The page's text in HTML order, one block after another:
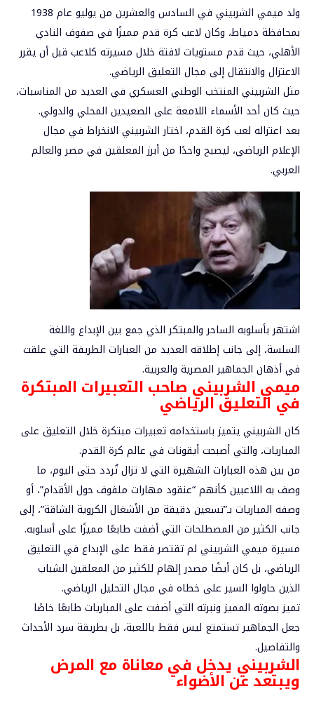
ولد ميمي الشربيني في السادس والعشرين من يوليو عام 1938
بمحافظة دمياط، وكان لاعب كرة قدم مميزًا في صفوف النادي
الأهلي، حيث قدم مستويات لافتة خلال مسيرته كلاعب قبل أن يقرر
الاعتزال والانتقال إلى مجال التعليق الرياضي.
مثل الشربيني المنتخب الوطني العسكري في العديد من المناسبات،
حيث كان أحد الأسماء اللامعة على الصعيدين المحلي والدولي.
بعد اعتزاله لعب كرة القدم، اختار الشربيني الانخراط في مجال
الإعلام الرياضي، ليصبح واحدًا من أبرز المعلقين في مصر والعالم
العربي.
اشتهر بأسلوبه الساحر والمبتكر الذي جمع بين الإبداع واللغة
السلسة، إلى جانب إطلاقه العديد من العبارات الطريفة التي علقت
في أذهان الجماهير المصرية والعربية.
ميمي الشربيني صاحب التعبيرات المبتكرة
في التعليق الرياضي
كان الشربيني يتميز باستخدامه تعبيرات مبتكرة خلال التعليق على
المباريات، والتي أصبحت أيقونات في عالم كرة القدم.
من بين هذه العبارات الشهيرة التي لا تزال تُردد حتى اليوم، ما
وصف به اللاعبين كأنهم “عنقود مهارات ملفوف حول الأقدام”، أو
وصفه المباريات بـ”تسعين دقيقة من الأشغال الكروية الشاقة”، إلى
جانب الكثير من المصطلحات التي أضفت طابعًا مميزًا على أسلوبه.
مسيرة ميمي الشربيني لم تقتصر فقط على الإبداع في التعليق
الرياضي، بل كان أيضًا مصدر إلهام للكثير من المعلقين الشباب
الذين حاولوا السير على خطاه في مجال التحليل الرياضي.
تميز بصوته المميز ونبرته التي أضفت على المباريات طابعًا خاصًا
جعل الجماهير تستمتع ليس فقط باللعبة، بل بطريقة سرد الأحداث
والتفاصيل.
الشربيني يدخل في معاناة مع المرض
ويبتعد عن الأضواء